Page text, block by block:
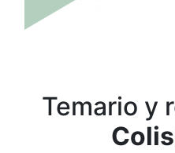
Temario y